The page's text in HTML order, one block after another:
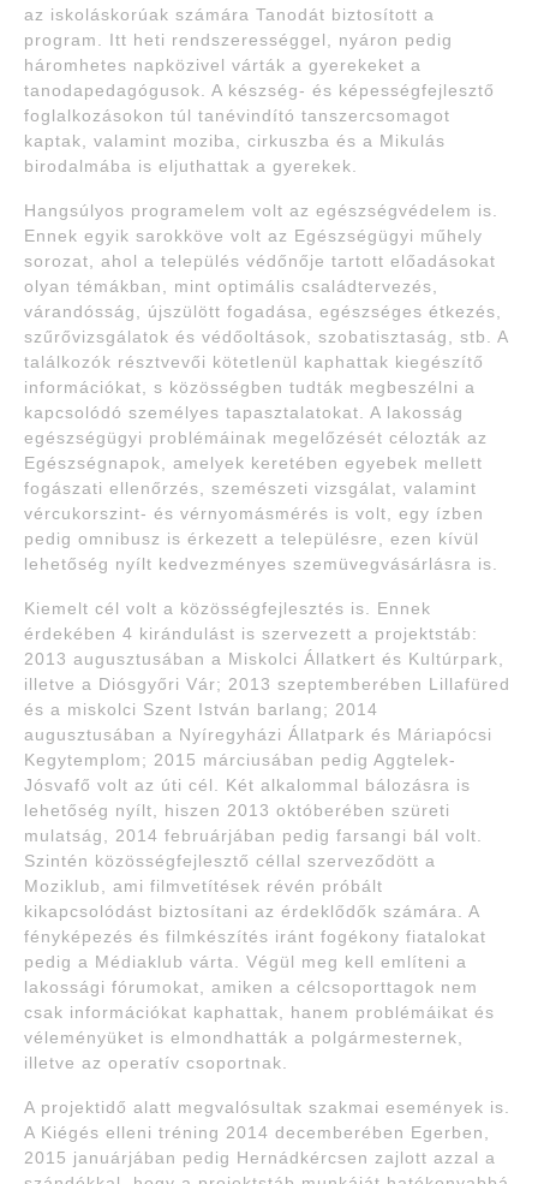
az iskoláskorúak számára Tanodát biztosított a
program. Itt heti rendszerességgel, nyáron pedig
háromhetes napközivel várták a gyerekeket a
tanodapedagógusok. A készség- és képességfejlesztő
foglalkozásokon túl tanévindító tanszercsomagot
kaptak, valamint moziba, cirkuszba és a Mikulás
birodalmába is eljuthattak a gyerekek.
Hangsúlyos programelem volt az egészségvédelem is.
Ennek egyik sarokköve volt az Egészségügyi műhely
sorozat, ahol a település védőnője tartott előadásokat
olyan témákban, mint optimális családtervezés,
várandósság, újszülött fogadása, egészséges étkezés,
szűrővizsgálatok és védőoltások, szobatisztaság, stb. A
találkozók résztvevői kötetlenül kaphattak kiegészítő
információkat, s közösségben tudták megbeszélni a
kapcsolódó személyes tapasztalatokat. A lakosság
egészségügyi problémáinak megelőzését célozták az
Egészségnapok, amelyek keretében egyebek mellett
fogászati ellenőrzés, szemészeti vizsgálat, valamint
vércukorszint- és vérnyomásmérés is volt, egy ízben
pedig omnibusz is érkezett a településre, ezen kívül
lehetőség nyílt kedvezményes szemüvegvásárlásra is.
Kiemelt cél volt a közösségfejlesztés is. Ennek
érdekében 4 kirándulást is szervezett a projektstáb:
2013 augusztusában a Miskolci Állatkert és Kultúrpark,
illetve a Diósgyőri Vár; 2013 szeptemberében Lillafüred
és a miskolci Szent István barlang; 2014
augusztusában a Nyíregyházi Állatpark és Máriapócsi
Kegytemplom; 2015 márciusában pedig Aggtelek-
Jósvafő volt az úti cél. Két alkalommal bálozásra is
lehetőség nyílt, hiszen 2013 októberében szüreti
mulatság, 2014 februárjában pedig farsangi bál volt.
Szintén közösségfejlesztő céllal szerveződött a
Moziklub, ami filmvetítések révén próbált
kikapcsolódást biztosítani az érdeklődők számára. A
fényképezés és filmkészítés iránt fogékony fiatalokat
pedig a Médiaklub várta. Végül meg kell említeni a
lakossági fórumokat, amiken a célcsoporttagok nem
csak információkat kaphattak, hanem problémáikat és
véleményüket is elmondhatták a polgármesternek,
illetve az operatív csoportnak.
A projektidő alatt megvalósultak szakmai események is.
A Kiégés elleni tréning 2014 decemberében Egerben,
2015 januárjában pedig Hernádkércsen zajlott azzal a